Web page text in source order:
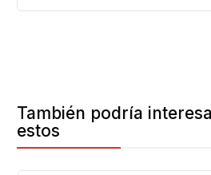
También podría
estos